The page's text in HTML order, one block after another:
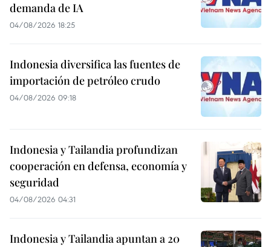
demanda de IA
04/08/2026 18:25
Indonesia diversifica las fuentes de
importación de petróleo crudo
04/08/2026 09:18
Indonesia y Tailandia profundizan
cooperación en defensa, economía y
seguridad
04/08/2026 04:31
Indonesia y Tailandia apuntan a 20